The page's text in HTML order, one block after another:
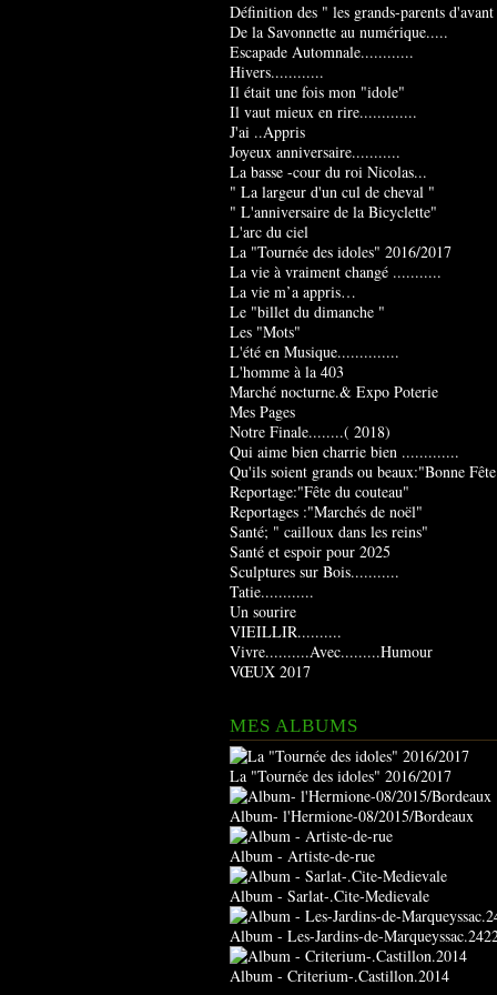
Définition des " les grands-parents
De la Savonnette au numérique.....
Escapade Automnale............
Hivers............
Il était une fois mon "idole"
Il vaut mieux en rire.............
J'ai ..Appris
Joyeux anniversaire...........
La basse -cour du roi Nicolas...
" La largeur d'un cul de cheval "
" L'anniversaire de la Bicyclette"
L'arc du ciel
La "Tournée des idoles" 2016/2017
La vie à vraiment changé ...........
La vie m’a appris…
Le "billet du dimanche "
Les "Mots"
L'été en Musique..............
L'homme à la 403
Marché nocturne.& Expo Poterie
Mes Pages
Notre Finale........( 2018)
Qui aime bien charrie bien .............
Qu'ils soient grands ou beaux:"Bonne
Reportage:"Fête du couteau"
Reportages :"Marchés de noël"
Santé; " cailloux dans les reins"
Santé et espoir pour 2025
Sculptures sur Bois...........
Tatie............
Un sourire
VIEILLIR..........
Vivre..........Avec.........Humour
VŒUX 2017
MES ALBUMS
La "Tournée des idoles" 2016/2017
Album- l'Hermione-08/2015/Bordeaux
Album - Artiste-de-rue
Album - Sarlat-.Cite-Medievale
Album - Les-Jardins-de-
Album - Criterium-.Castillon.2014